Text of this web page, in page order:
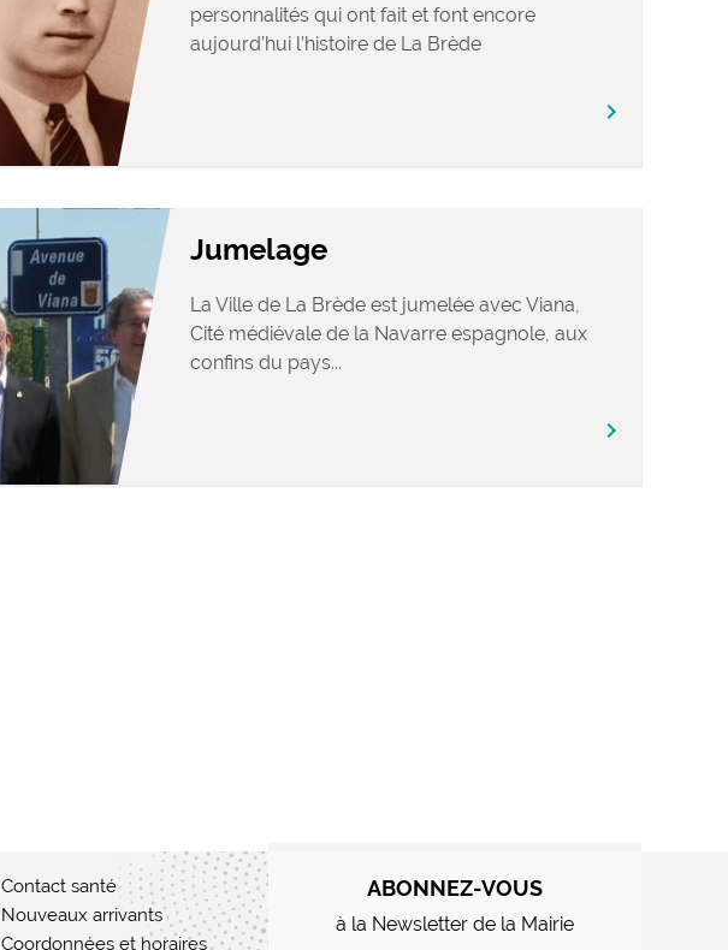
personnalités qui ont fait et font encore
aujourd’hui l’histoire de La Brède
chevron_right
Jumelage
La Ville de La Brède est jumelée avec Viana,
Cité médiévale de la Navarre espagnole, aux
confins du pays...
chevron_right
Contact santé
Nouveaux arrivants
Coordonnées et horaires
ABONNEZ-VOUS
à la Newsletter de la Mairie